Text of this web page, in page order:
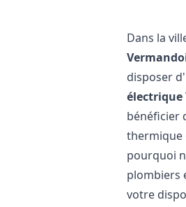
Dans la
disposer
bénéficier
thermique
pourquoi
plombiers
votre